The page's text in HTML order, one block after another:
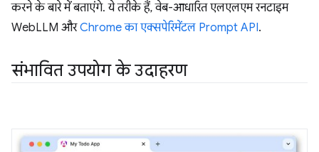
करने के बारे में बताएंगे. ये तरीके हैं, वेब-आधारित एलएलएम रनटाइम
WebLLM औरChrome का एक्सपेरिमेंटल Prompt API.
संभावित उपयोग के उदाहरण